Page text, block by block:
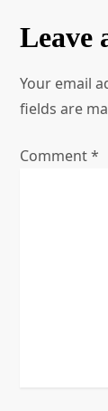
t
n
a
v
Leave
Your email
fields are
Comment*